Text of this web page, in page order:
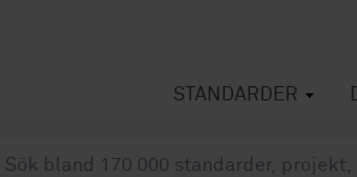
STANDARDER